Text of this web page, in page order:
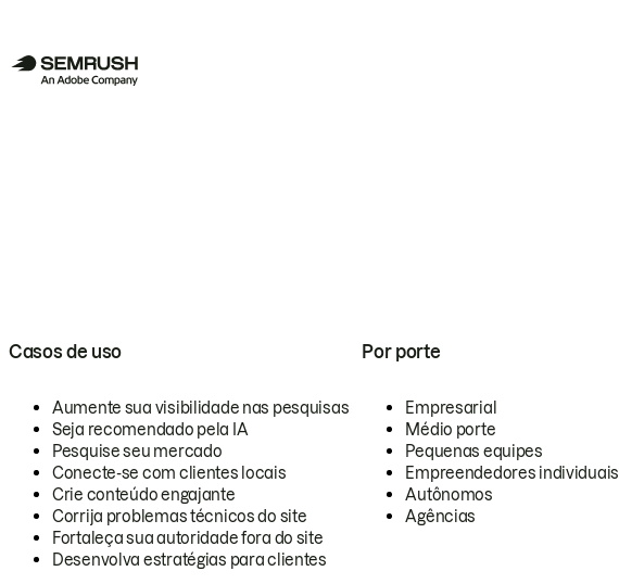
Casos de uso
Aumente sua visibilidade nas pesquisas
Seja recomendado pela IA
Pesquise seu mercado
Conecte-se com clientes locais
Crie conteúdo engajante
Corrija problemas técnicos do site
Fortaleça sua autoridade fora do site
Desenvolva estratégias para clientes
Por porte
Empresarial
Médio porte
Pequenas equipes
Empreendedores individuais
Autônomos
Agências